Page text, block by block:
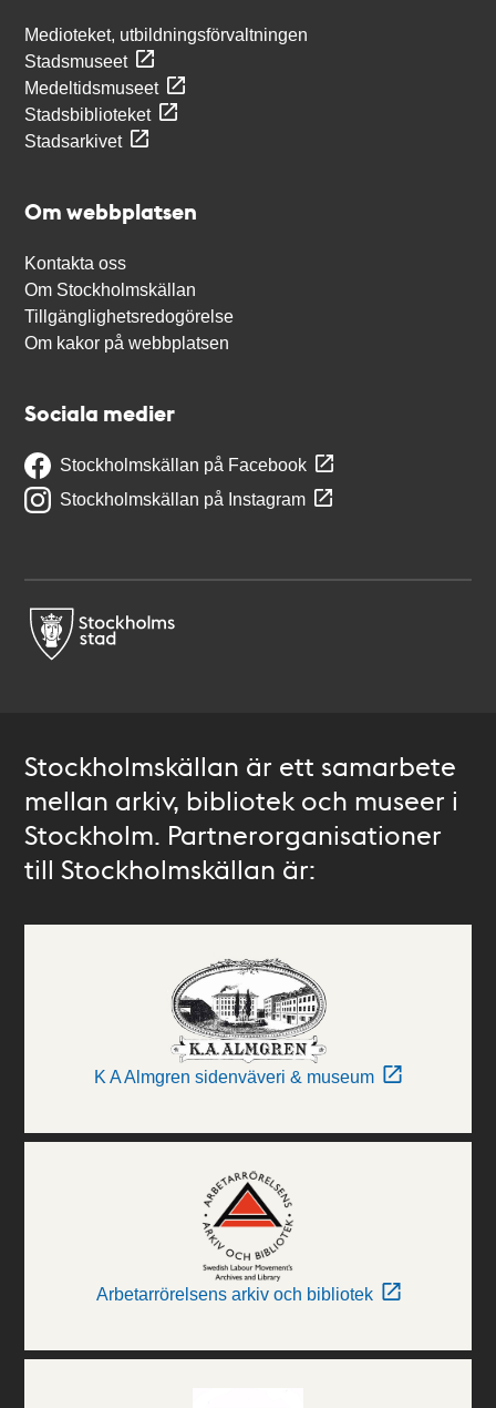
Medioteket, utbildningsförvaltningen
Stadsmuseet
Medeltidsmuseet
Stadsbiblioteket
Stadsarkivet
Om webbplatsen
Kontakta oss
Om Stockholmskällan
Tillgänglighetsredogörelse
Om kakor på webbplatsen
Sociala medier
Stockholmskällan på Facebook
Stockholmskällan på Instagram
Stockholmskällan är ett samarbete
mellan arkiv, bibliotek och museer i
Stockholm. Partnerorganisationer
till Stockholmskällan är:
K A Almgren sidenväveri & museum
Arbetarrörelsens arkiv och bibliotek